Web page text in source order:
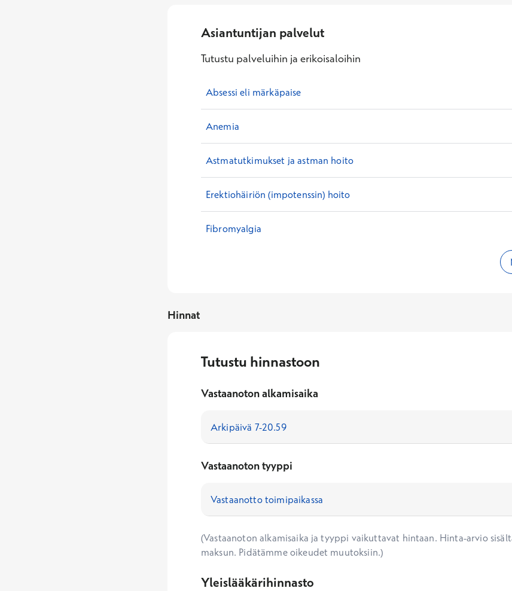
Asiantuntijan palvelut
Tutustu palveluihin ja erikoisaloihin
Absessi eli märkäpaise
Anemia
Astmatutkimukset ja astman hoito
Erektiohäiriön (impotenssin) hoito
Fibromyalgia
Hinnat
Tutustu hinnastoon
Vastaanoton alkamisaika
Vastaanoton tyyppi
(Vastaanoton alkamisaika ja tyyppi vaikuttavat hintaan. Hinta-arvio
maksun. Pidätämme oikeudet muutoksiin.)
Yleislääkärihinnasto